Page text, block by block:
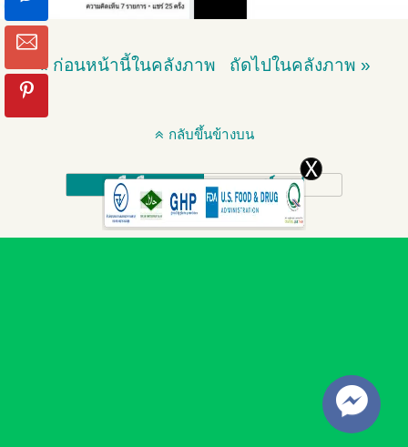
« ก่อนหน้านี้ในคลังภาพ ถัดไปในคลังภาพ »
กลับขึ้นข้างบน
มือถือ เดสก์ทอป